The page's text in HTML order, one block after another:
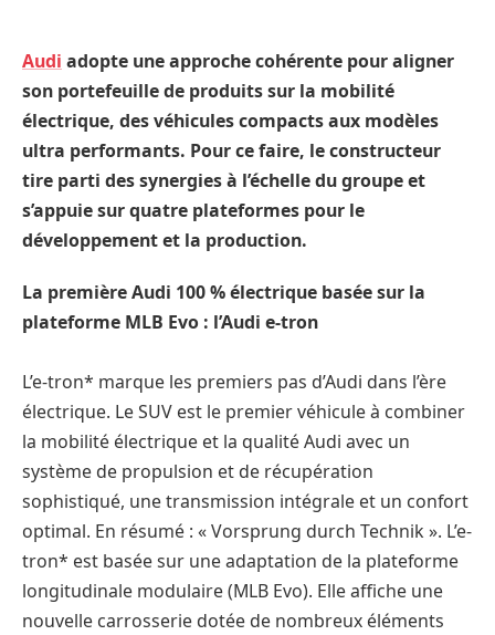
Audi adopte une approche cohérente pour aligner
son portefeuille de produits sur la mobilité
électrique, des véhicules compacts aux modèles
ultra performants. Pour ce faire, le constructeur
tire parti des synergies à l’échelle du groupe et
s’appuie sur quatre plateformes pour le
développement et la production.
La première Audi 100 % électrique basée sur la
plateforme MLB Evo : l’Audi e-tron
L’e-tron* marque les premiers pas d’Audi dans l’ère
électrique. Le SUV est le premier véhicule à combiner
la mobilité électrique et la qualité Audi avec un
système de propulsion et de récupération
sophistiqué, une transmission intégrale et un confort
optimal. En résumé : « Vorsprung durch Technik ». L’e-
tron* est basée sur une adaptation de la plateforme
longitudinale modulaire (MLB Evo). Elle affiche une
nouvelle carrosserie dotée de nombreux éléments